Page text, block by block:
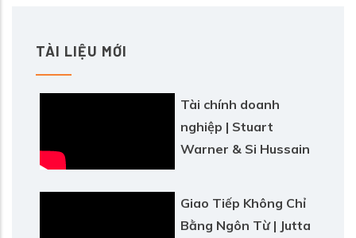
TÀI LIỆU MỚI
Tài chính doanh
nghiệp | Stuart
Warner & Si Hussain
Giao Tiếp Không Chỉ
Bằng Ngôn Từ | Jutta